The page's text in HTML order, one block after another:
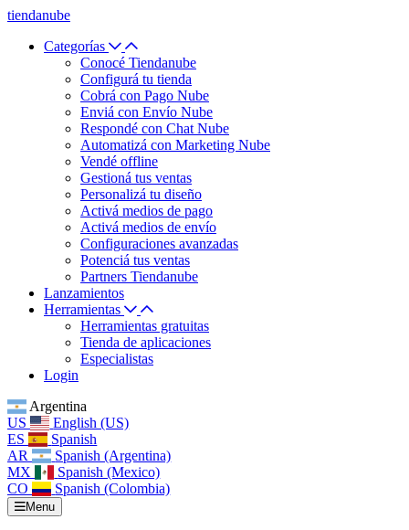
tiendanube
Categorías
Conocé Tiendanube
Configurá tu tienda
Cobrá con Pago Nube
Enviá con Envío Nube
Respondé con Chat Nube
Automatizá con Marketing Nube
Vendé offline
Gestioná tus ventas
Personalizá tu diseño
Activá medios de pago
Activá medios de envío
Configuraciones avanzadas
Potenciá tus ventas
Partners Tiendanube
Lanzamientos
Herramientas
Herramientas gratuitas
Tienda de aplicaciones
Especialistas
Login
Argentina
US
English (US)
ES
Spanish
AR
Spanish (Argentina)
MX
Spanish (Mexico)
CO
Spanish (Colombia)
Menu